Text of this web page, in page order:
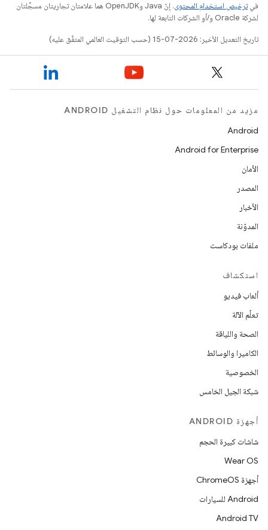
فيترخيص استخدام المحتوى
. إنّ Java وOpenJDK هما علامتان تجاريتان مسجَّلتان
لشركة Oracle و/أو الشركات التابعة لها.
تاريخ التعديل الأخير: 2026-07-15 (حسب التوقيت العالمي المتفَّق عليه)
مزيد من المعلومات حول نظام التشغيل ANDROID
Android
Android for Enterprise
الأمان
المصدر
الأخبار
المدوّنة
ملفات بودكاست
استكشاف
ألعاب فيديو
تعلُم الآلة
الصحة واللياقة
الكاميرا والوسائط
الخصوصية
شبكة الجيل الخامس
أجهزة ANDROID
شاشات كبيرة الحجم
Wear OS
أجهزة ChromeOS
Android للسيارات
Android TV